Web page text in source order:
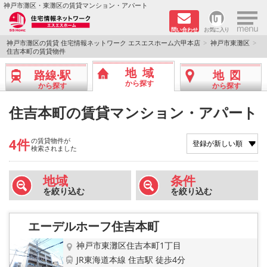
神戸市灘区・東灘区の賃貸マンション・アパート
問い合わせ お気に入り ×
TOPページ
新着物件
ペット飼育可物件
路線·駅から探す
地域から探す
地図から探す
神戸市灘区の賃貸 住宅情報ネットワーク エスエスホーム六甲本店
神戸市東灘区
住吉本町の賃貸物件
路線·駅
から探す
地域
から探す
地図
から探す
住吉本町の賃貸マンション・アパート
4件の賃貸物件が
検索されました
地域
を絞り込む
条件
を絞り込む
エーデルホーフ住吉本町
神戸市東灘区住吉本町1丁目
JR東海道本線 住吉駅 徒歩4分